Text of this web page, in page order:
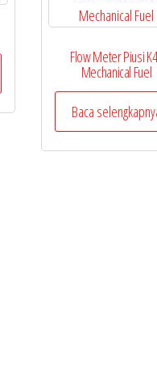
Flow Meter Piusi
Mechanical Fuel
Baca